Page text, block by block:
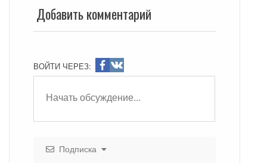
Добавить комментарий
ВОЙТИ ЧЕРЕЗ:
Подписка